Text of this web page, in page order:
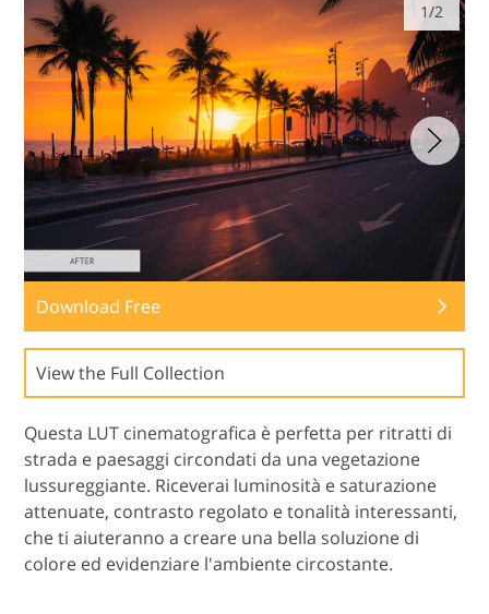
1/2
Download Free
View the Full Collection
Questa LUT cinematografica è perfetta per ritratti di
strada e paesaggi circondati da una vegetazione
lussureggiante. Riceverai luminosità e saturazione
attenuate, contrasto regolato e tonalità interessanti,
che ti aiuteranno a creare una bella soluzione di
colore ed evidenziare l'ambiente circostante.